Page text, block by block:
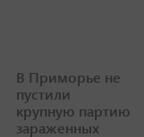
В Приморье не
пустили
крупную партию
зараженных